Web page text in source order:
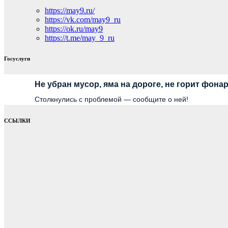
https://may9.ru/
https://vk.com/may9_ru
https://ok.ru/may9
https://t.me/may_9_ru
Госуслуги
Не убран мусор, яма на дороге, не горит
Столкнулись с проблемой — сообщите о ней!
ССЫЛКИ